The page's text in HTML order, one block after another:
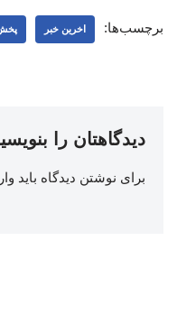
برچسب‌ها: اخرین خبر پخش
دیدگاهتان را
برای نوشتن دیدگاه باید